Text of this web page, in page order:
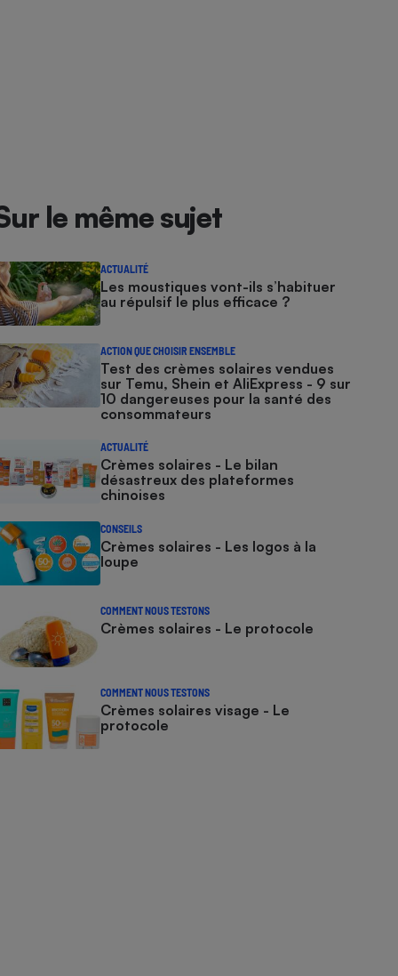
le même sujet
ACTUALITÉ
Les moustiques vont-ils s’habituer
au répulsif le plus efficace ?
ACTION QUE CHOISIR ENSEMBLE
Test des crèmes solaires vendues
sur Temu, Shein et AliExpress - 9 sur
10 dangereuses pour la santé des
consommateurs
ACTUALITÉ
Crèmes solaires - Le bilan
désastreux des plateformes
chinoises
CONSEILS
Crèmes solaires - Les logos à la
loupe
COMMENT NOUS TESTONS
Crèmes solaires - Le protocole
COMMENT NOUS TESTONS
Crèmes solaires visage - Le
protocole